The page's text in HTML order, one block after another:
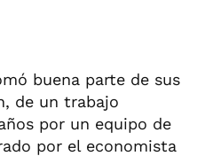
buena parte de sus
de un trabajo
por un equipo de
por el economista